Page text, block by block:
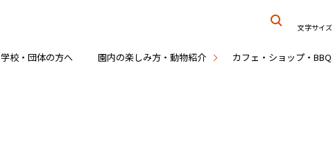
学校・団体の方へ 園内の楽しみ方・動物紹介 カフェ・ショップ・BBQ
文字サイズ